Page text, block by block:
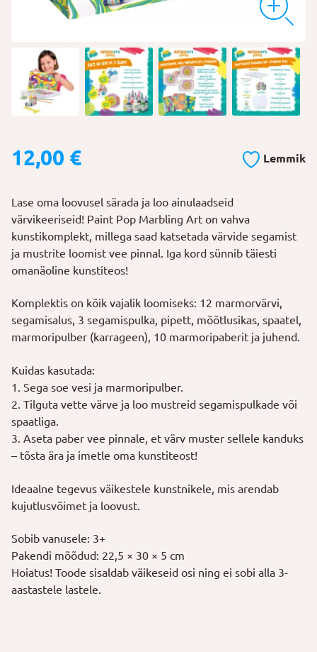
12,00 € Lemmik
Lase oma loovusel särada ja loo ainulaadseid
värvikeeriseid! Paint Pop Marbling Art on vahva
kunstikomplekt, millega saad katsetada värvide segamist
ja mustrite loomist vee pinnal. Iga kord sünnib täiesti
omanäoline kunstiteos!
Komplektis on kõik vajalik loomiseks: 12 marmorvärvi,
segamisalus, 3 segamispulka, pipett, mõõtlusikas, spaatel,
marmoripulber (karrageen), 10 marmoripaberit ja juhend.
Kuidas kasutada:
1. Sega soe vesi ja marmoripulber.
2. Tilguta vette värve ja loo mustreid segamispulkade või
spaatliga.
3. Aseta paber vee pinnale, et värv muster sellele kanduks
– tõsta ära ja imetle oma kunstiteost!
Ideaalne tegevus väikestele kunstnikele, mis arendab
kujutlusvõimet ja loovust.
Sobib vanusele: 3+
Pakendi mõõdud: 22,5 × 30 × 5 cm
Hoiatus! Toode sisaldab väikeseid osi ning ei sobi alla 3-
aastastele lastele.